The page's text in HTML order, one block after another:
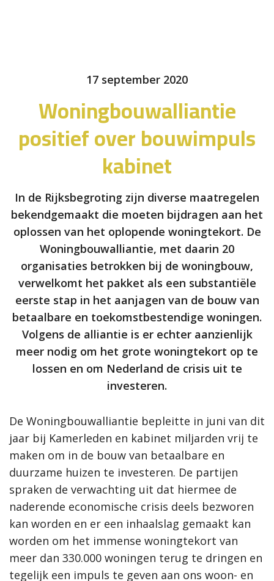
17 september 2020
Woningbouwalliantie
positief over bouwimpuls
kabinet
In de Rijksbegroting zijn diverse maatregelen
bekendgemaakt die moeten bijdragen aan het
oplossen van het oplopende woningtekort. De
Woningbouwalliantie, met daarin 20
organisaties betrokken bij de woningbouw,
verwelkomt het pakket als een substantiële
eerste stap in het aanjagen van de bouw van
betaalbare en toekomstbestendige woningen.
Volgens de alliantie is er echter aanzienlijk
meer nodig om het grote woningtekort op te
lossen en om Nederland de crisis uit te
investeren.
De Woningbouwalliantie bepleitte in juni van dit
jaar bij Kamerleden en kabinet miljarden vrij te
maken om in de bouw van betaalbare en
duurzame huizen te investeren. De partijen
spraken de verwachting uit dat hiermee de
naderende economische crisis deels bezworen
kan worden en er een inhaalslag gemaakt kan
worden om het immense woningtekort van
meer dan 330.000 woningen terug te dringen en
tegelijk een impuls te geven aan ons woon- en